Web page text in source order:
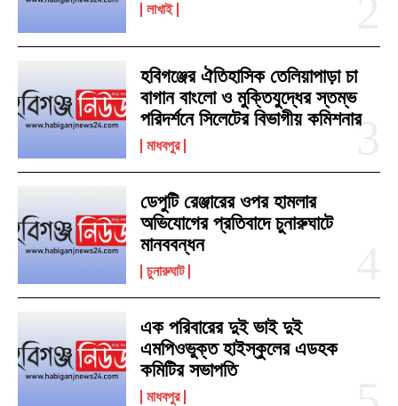
লাখাই
হবিগঞ্জের ঐতিহাসিক তেলিয়াপাড়া চা
বাগান বাংলো ও মুক্তিযুদ্ধের স্তম্ভ
পরিদর্শনে সিলেটের বিভাগীয় কমিশনার
মাধবপুর
ডেপুটি রেঞ্জারের ওপর হামলার
অভিযোগের প্রতিবাদে চুনারুঘাটে
মানববন্ধন
চুনারুঘাট
এক পরিবারের দুই ভাই দুই
এমপিওভুক্ত হাইস্কুলের এডহক
কমিটির সভাপতি
মাধবপুর